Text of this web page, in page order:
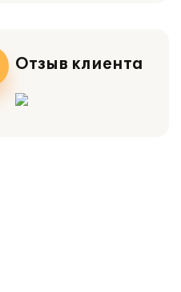
Отзыв клиента